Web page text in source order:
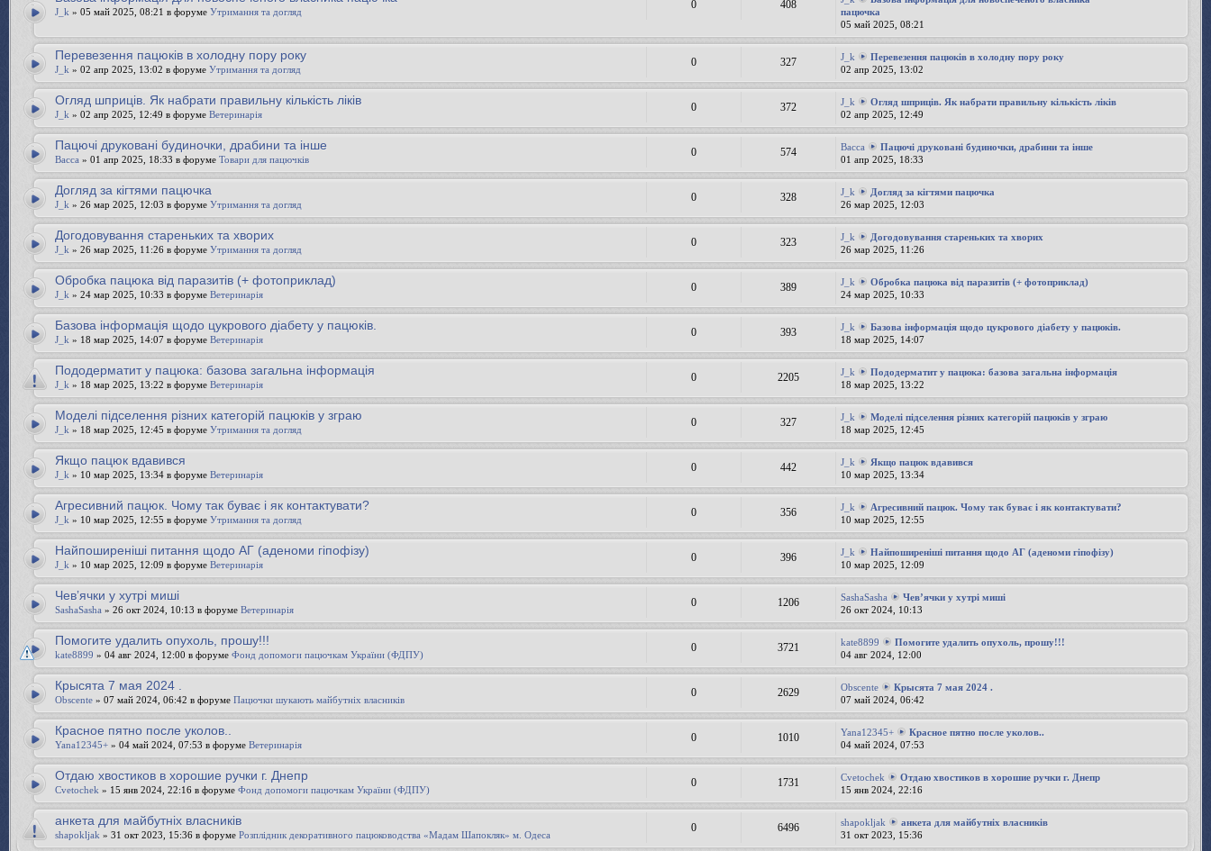
J_k » 05 май 2025, 08:21 в форуме Утримання та догляд
0 408
пацючка
05 май 2025, 08:21
Перевезення пацюків в холодну пору року
J_k » 02 апр 2025, 13:02 в форуме Утримання та догляд
0 327 J_k
Перевезення пацюків в холодну пору року
02 апр 2025, 13:02
Огляд шприців. Як набрати правильну кількість ліків
J_k » 02 апр 2025, 12:49 в форуме Ветеринарія
0 372 J_k
Огляд шприців. Як набрати правильну кількість ліків
02 апр 2025, 12:49
Пацючі друковані будиночки, драбини та інше
Bacca » 01 апр 2025, 18:33 в форуме Товари для пацючків
0 574 Bacca
Пацючі друковані будиночки, драбини та інше
01 апр 2025, 18:33
Догляд за кігтями пацючка
J_k » 26 мар 2025, 12:03 в форуме Утримання та догляд
0 328 J_k
Догляд за кігтями пацючка
26 мар 2025, 12:03
Догодовування стареньких та хворих
J_k » 26 мар 2025, 11:26 в форуме Утримання та догляд
0 323 J_k
Догодовування стареньких та хворих
26 мар 2025, 11:26
Обробка пацюка від паразитів (+ фотоприклад)
J_k » 24 мар 2025, 10:33 в форуме Ветеринарія
0 389 J_k
Обробка пацюка від паразитів (+ фотоприклад)
24 мар 2025, 10:33
Базова інформація щодо цукрового діабету у пацюків.
J_k » 18 мар 2025, 14:07 в форуме Ветеринарія
0 393 J_k
Базова інформація щодо цукрового діабету у пацюків.
18 мар 2025, 14:07
Пододерматит у пацюка: базова загальна інформація
J_k » 18 мар 2025, 13:22 в форуме Ветеринарія
0 2205 J_k
Пододерматит у пацюка: базова загальна інформація
18 мар 2025, 13:22
Моделі підселення різних категорій пацюків у зграю
J_k » 18 мар 2025, 12:45 в форуме Утримання та догляд
0 327 J_k
Моделі підселення різних категорій пацюків у зграю
18 мар 2025, 12:45
Якщо пацюк вдавився
J_k » 10 мар 2025, 13:34 в форуме Ветеринарія
0 442 J_k
Якщо пацюк вдавився
10 мар 2025, 13:34
Агресивний пацюк. Чому так буває і як контактувати?
J_k » 10 мар 2025, 12:55 в форуме Утримання та догляд
0 356 J_k
Агресивний пацюк. Чому так буває і як контактувати?
10 мар 2025, 12:55
Найпоширеніші питання щодо АГ (аденоми гіпофізу)
J_k » 10 мар 2025, 12:09 в форуме Ветеринарія
0 396 J_k
Найпоширеніші питання щодо АГ (аденоми гіпофізу)
10 мар 2025, 12:09
Чевʼячки у хутрі миші
SashaSasha » 26 окт 2024, 10:13 в форуме Ветеринарія
0 1206 SashaSasha
Чевʼячки у хутрі миші
26 окт 2024, 10:13
Помогите удалить опухоль, прошу!!!
kate8899 » 04 авг 2024, 12:00 в форуме Фонд допомоги пацючкам України (ФДПУ)
0 3721 kate8899
Помогите удалить опухоль, прошу!!!
04 авг 2024, 12:00
Крысята 7 мая 2024 .
Obscente » 07 май 2024, 06:42 в форуме Пацючки шукають майбутніх власників
0 2629 Obscente
Крысята 7 мая 2024 .
07 май 2024, 06:42
Красное пятно после уколов..
Yana12345+ » 04 май 2024, 07:53 в форуме Ветеринарія
0 1010 Yana12345+
Красное пятно после уколов..
04 май 2024, 07:53
Отдаю хвостиков в хорошие ручки г. Днепр
Cvetochek » 15 янв 2024, 22:16 в форуме Фонд допомоги пацючкам України (ФДПУ)
0 1731 Cvetochek
Отдаю хвостиков в хорошие ручки г. Днепр
15 янв 2024, 22:16
анкета для майбутніх власників
shapokljak » 31 окт 2023, 15:36 в форуме Розплідник декоративного пацюководства «Мадам Шапокляк» м. Одеса
0 6496 shapokljak
анкета для майбутніх власників
31 окт 2023, 15:36